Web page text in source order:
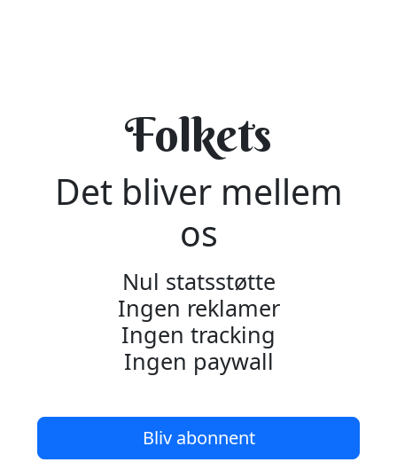
Folkets
Det bliver mellem
os
Nul statsstøtte
Ingen reklamer
Ingen tracking
Ingen paywall
Bliv abonnent